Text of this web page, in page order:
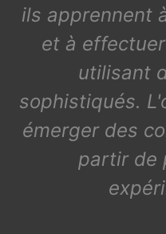
ils apprennent
et à
utilisant
sophistiqués.
émerger des
partir de